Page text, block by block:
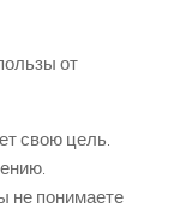
от
свою цель.
не понимаете